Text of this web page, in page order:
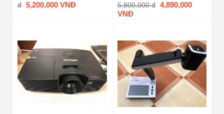
đ 5,200,000 VNĐ
5,800,000 đ 4,890,000
VNĐ